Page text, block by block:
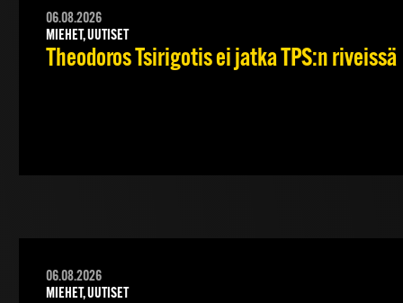
06.08.2026
MIEHET, UUTISET
Theodoros Tsirigotis ei jatka TPS:n riveissä
06.08.2026
MIEHET, UUTISET